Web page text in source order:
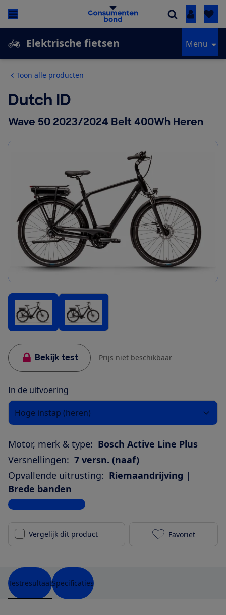
Inloggen
Elektrische fietsen Menu
Toon alle producten
Dutch ID
Wave 50 2023/2024 Belt 400Wh Heren
Bekijk test Prijs niet beschikbaar
In de uitvoering
Hoge instap (heren)
Motor, merk & type: Bosch Active Line Plus
Versnellingen: 7 versn. (naaf)
Opvallende uitrusting: Riemaandrijving |
Brede banden
Bekijk alle specificaties
Vergelijk dit product Dutch ID
Favoriet
TestresultaatSpecificaties